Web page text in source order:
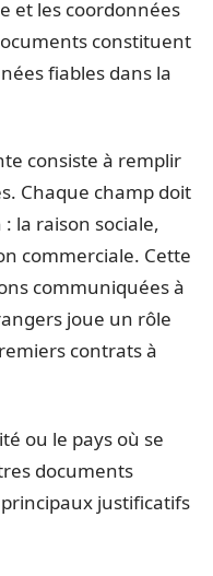
et les coordonnées
constituent
fiables dans la
consiste à remplir
Chaque champ doit
la raison sociale,
commerciale. Cette
communiquées à
joue un rôle
contrats à
ou le pays où se
documents
justificatifs